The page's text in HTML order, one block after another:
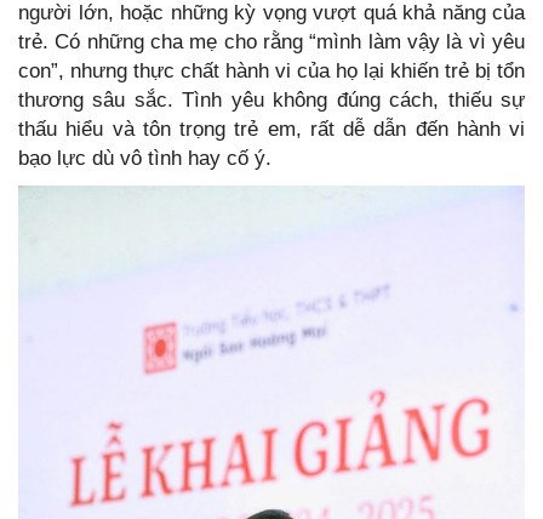
người lớn, hoặc những kỳ vọng vượt quá khả năng của
trẻ. Có những cha mẹ cho rằng “mình làm vậy là vì yêu
con”, nhưng thực chất hành vi của họ lại khiến trẻ bị tổn
thương sâu sắc. Tình yêu không đúng cách, thiếu sự
thấu hiểu và tôn trọng trẻ em, rất dễ dẫn đến hành vi
bạo lực dù vô tình hay cố ý.